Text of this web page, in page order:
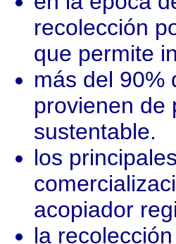
recolección
que permite
más del 90%
provienen de
sustentable.
los
acopiador
la